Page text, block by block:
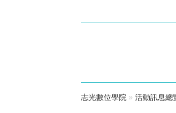
志光數位學院 » 活動訊息總